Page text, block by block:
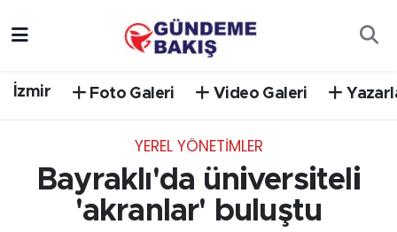
İzmir Foto Galeri Video Galeri
YEREL YÖNETİMLER
Bayraklı'da üniversiteli
'akranlar' buluştu
EGE
Trafik Durumu
Süper Lig Puan Durumu ve Fikstür